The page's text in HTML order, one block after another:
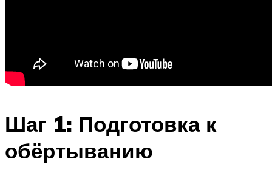
Шаг 1: Подготовка к
обёртыванию